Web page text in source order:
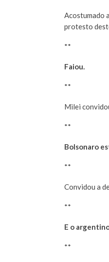
Acostumado
protesto
**
Faiou.
**
Milei
**
Bolsonaro
**
Convidou a
**
E o
**